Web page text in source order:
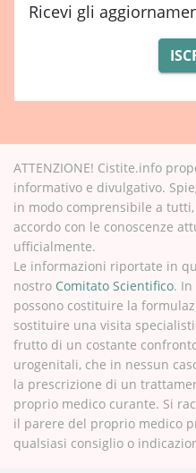
Ricevi gli
ATTENZIONE! Cistite.info
informativo e divulgativo.
in modo comprensibile a
accordo con le conoscenze
ufficialmente.
Le informazioni riportate in
nostro Comitato Scientifico. In
possono costituire la
sostituire una visita
frutto di un costante
urogenitali, che in nessun
la prescrizione di un
proprio medico curante. Si
il parere del proprio medico
qualsiasi consiglio o